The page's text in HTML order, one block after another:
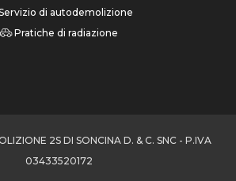
di autodemolizione
Pratiche di radiazione
2S DI SONCINA D. & C. SNC - P.IVA
03433520172